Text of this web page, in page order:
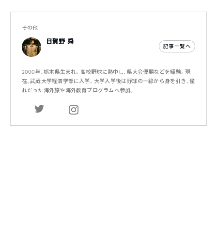
その他
日賀野 舜
記事一覧へ
2000年、栃木県生まれ。高校野球に熱中し、県大会優勝などを経験。現
在、武蔵大学経済学部に入学。大学入学後は野球の一線から身を引き、憧
れだった海外旅や海外教育プログラムへ参加。